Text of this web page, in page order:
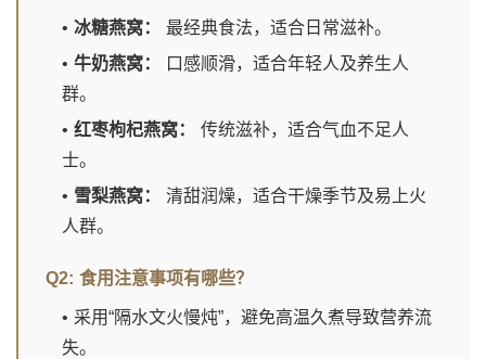
• 冰糖燕窝：
最经典食法，适合日常滋补。
• 牛奶燕窝：
口感顺滑，适合年轻人及养生人
群。
• 红枣枸杞燕窝：
传统滋补，适合气血不足人
士。
• 雪梨燕窝：
清甜润燥，适合干燥季节及易上火
人群。
Q2: 食用注意事项有哪些？
• 采用“隔水文火慢炖”，避免高温久煮导致营养流
失。